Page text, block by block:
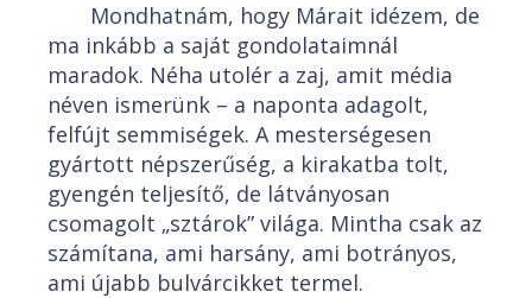
Mondhatnám, hogy Márait idézem, de
ma inkább a saját gondolataimnál
maradok. Néha utolér a zaj, amit média
néven ismerünk – a naponta adagolt,
felfújt semmiségek. A mesterségesen
gyártott népszerűség, a kirakatba tolt,
gyengén teljesítő, de látványosan
csomagolt „sztárok” világa. Mintha csak az
számítana, ami harsány, ami botrányos,
ami újabb bulvárcikket termel.